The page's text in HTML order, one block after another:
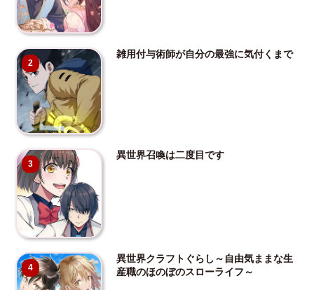
2
雑用付与術師が自分の最強に気付くまで
3
異世界召喚は二度目です
4
異世界クラフトぐらし～自由気ままな生
産職のほのぼのスローライフ～